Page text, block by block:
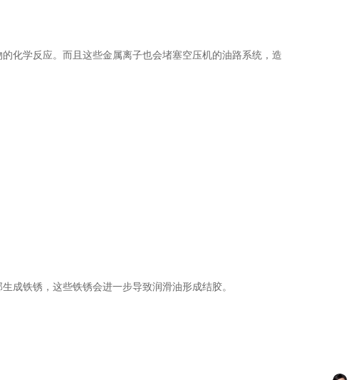
化学反应。而且这些金属离子也会堵塞空压机的油路系统，造
成铁锈，这些铁锈会进一步导致润滑油形成结胶。